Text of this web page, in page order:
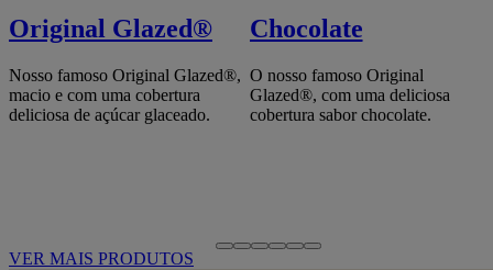
Original Glazed®
Nosso famoso Original Glazed®,
macio e com uma cobertura
deliciosa de açúcar glaceado.
Chocolate
O nosso famoso Original
Glazed®, com uma deliciosa
cobertura sabor chocolate.
VER MAIS PRODUTOS